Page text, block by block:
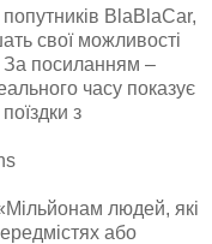
BlaBlaCar,
свої можливості
За посиланням –
часу показує
з
людей, які
або